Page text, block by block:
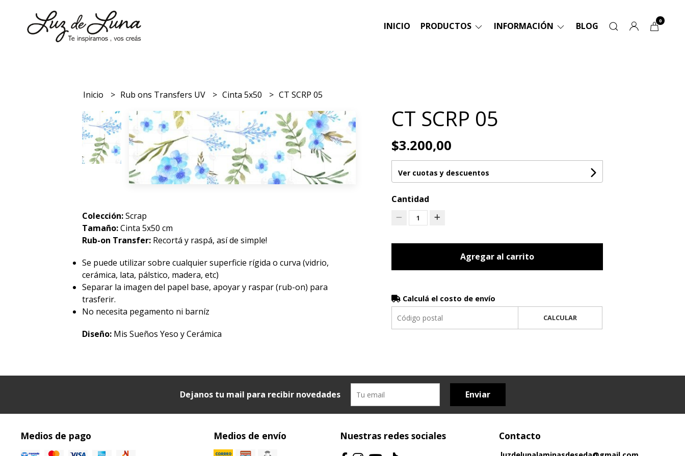
INICIO PRODUCTOS INFORMACIÓN BLOG 0
Inicio Rub ons Transfers UV Cinta 5x50 CT SCRP 05
Colección:Scrap
Tamaño:Cinta 5x50 cm
Rub-on Transfer: Recortá y raspá, así de simple!
Se puede utilizar sobre cualquier superficie rígida o curva (vidrio,
cerámica, lata, pálstico, madera, etc)
Separar la imagen del papel base, apoyar y raspar (rub-on) para
trasferir.
No necesita pegamento ni barníz
Diseño: Mis Sueños Yeso y Cerámica
CT SCRP 05
$3.200,00
Ver cuotas y descuentos
Cantidad
1
Agregar al carrito
Calculá el costo de envío
CALCULAR
Dejanos tu mail para recibir novedades Enviar
Medios de pago Medios de envío Nuestras redes sociales Contacto